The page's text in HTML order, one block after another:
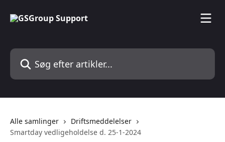
Søg efter artikler...
Alle samlinger
Driftsmeddelelser
Smartday vedligeholdelse d. 25-1-2024